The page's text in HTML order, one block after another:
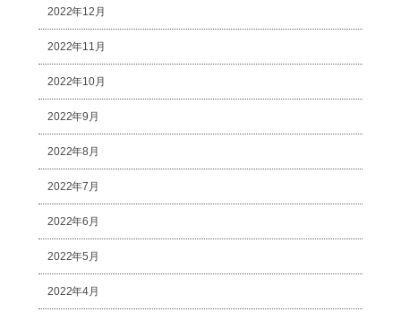
2022年12月
2022年11月
2022年10月
2022年9月
2022年8月
2022年7月
2022年6月
2022年5月
2022年4月